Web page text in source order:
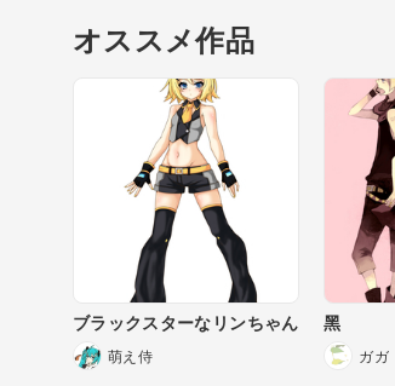
オススメ作品
ブラックスターなリンちゃん
萌え侍
黑
ガガ